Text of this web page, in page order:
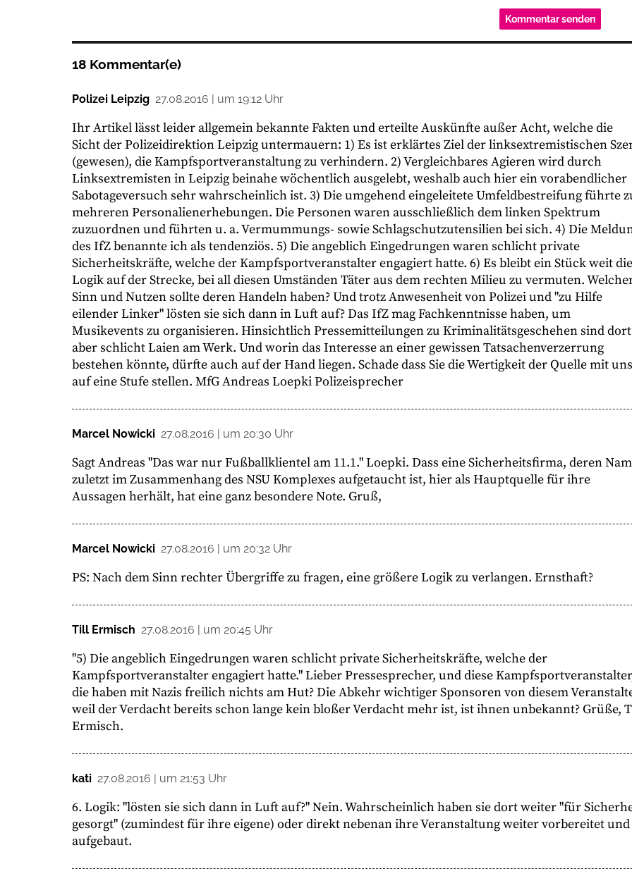
18 Kommentar(e)
Polizei Leipzig 27.08.2016 | um 19:12 Uhr
Ihr Artikel lässt leider allgemein bekannte Fakten und erteilte Auskünfte außer Acht, welche die
Sicht der Polizeidirektion Leipzig untermauern: 1) Es ist erklärtes Ziel der linksextremistischen
(gewesen), die Kampfsportveranstaltung zu verhindern. 2) Vergleichbares Agieren wird durch
Linksextremisten in Leipzig beinahe wöchentlich ausgelebt, weshalb auch hier ein vorabendlicher
Sabotageversuch sehr wahrscheinlich ist. 3) Die umgehend eingeleitete Umfeldbestreifung führte
mehreren Personalienerhebungen. Die Personen waren ausschließlich dem linken Spektrum
zuzuordnen und führten u. a. Vermummungs- sowie Schlagschutzutensilien bei sich. 4) Die
des IfZ benannte ich als tendenziös. 5) Die angeblich Eingedrungen waren schlicht private
Sicherheitskräfte, welche der Kampfsportveranstalter engagiert hatte. 6) Es bleibt ein Stück weit die
Logik auf der Strecke, bei all diesen Umständen Täter aus dem rechten Milieu zu vermuten.
Sinn und Nutzen sollte deren Handeln haben? Und trotz Anwesenheit von Polizei und "zu Hilfe
eilender Linker" lösten sie sich dann in Luft auf? Das IfZ mag Fachkenntnisse haben, um
Musikevents zu organisieren. Hinsichtlich Pressemitteilungen zu Kriminalitätsgeschehen sind dort
aber schlicht Laien am Werk. Und worin das Interesse an einer gewissen Tatsachenverzerrung
bestehen könnte, dürfte auch auf der Hand liegen. Schade dass Sie die Wertigkeit der Quelle mit uns
auf eine Stufe stellen. MfG Andreas Loepki Polizeisprecher
Marcel Nowicki 27.08.2016 | um 20:30 Uhr
Sagt Andreas "Das war nur Fußballklientel am 11.1." Loepki. Dass eine Sicherheitsfirma, deren
zuletzt im Zusammenhang des NSU Komplexes aufgetaucht ist, hier als Hauptquelle für ihre
Aussagen herhält, hat eine ganz besondere Note. Gruß,
Marcel Nowicki 27.08.2016 | um 20:32 Uhr
PS: Nach dem Sinn rechter Übergriffe zu fragen, eine größere Logik zu verlangen. Ernsthaft?
Till Ermisch 27.08.2016 | um 20:45 Uhr
"5) Die angeblich Eingedrungen waren schlicht private Sicherheitskräfte, welche der
Kampfsportveranstalter engagiert hatte." Lieber Pressesprecher, und diese
die haben mit Nazis freilich nichts am Hut? Die Abkehr wichtiger Sponsoren von diesem
weil der Verdacht bereits schon lange kein bloßer Verdacht mehr ist, ist ihnen unbekannt? Grüße,
Ermisch.
kati 27.08.2016 | um 21:53 Uhr
6. Logik: "lösten sie sich dann in Luft auf?" Nein. Wahrscheinlich haben sie dort weiter "für
gesorgt" (zumindest für ihre eigene) oder direkt nebenan ihre Veranstaltung weiter vorbereitet und
aufgebaut.